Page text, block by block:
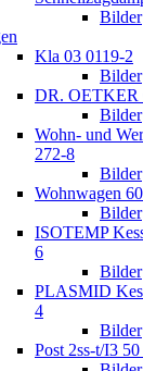
Bilder
Kla 03 0119-2
Bilder
DR. OETKER
Bilder
Wohn- und
272-8
Bilder
Wohnwagen
Bilder
ISOTEMP
6
Bilder
PLASMID
4
Bilder
Post 2ss-t/I3